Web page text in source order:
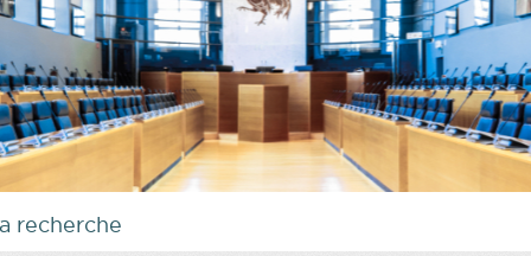
recherche